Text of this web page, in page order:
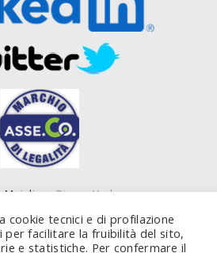
Majolino- Piazza Verbano,
- P. IVA 10843450585
cookie tecnici e di profilazione
facilitare la fruibilità del sito,
e statistiche. Per confermare il